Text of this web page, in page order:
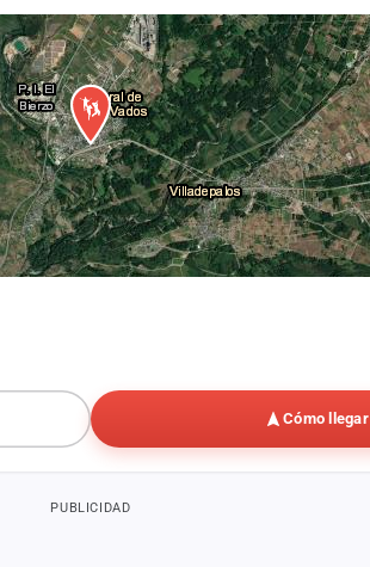
Cómo llegar
PUBLICIDAD